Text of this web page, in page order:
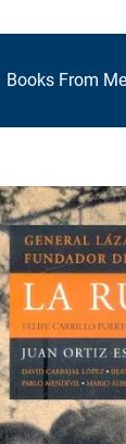
Books From